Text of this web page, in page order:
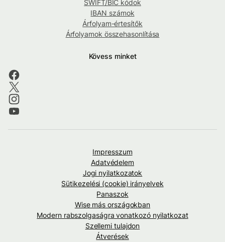
SWIFT/BIC kódok
IBAN számok
Árfolyam-értesítők
Árfolyamok összehasonlítása
Kövess minket
Impresszum
Adatvédelem
Jogi nyilatkozatok
Sütikezelési (cookie) irányelvek
Panaszok
Wise más országokban
Modern rabszolgaságra vonatkozó nyilatkozat
Szellemi tulajdon
Átverések